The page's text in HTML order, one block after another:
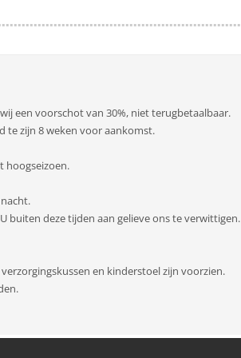
een voorschot van 30%, niet terugbetaalbaar.
te zijn 8 weken voor aankomst.
hoogseizoen.
buiten deze tijden aan gelieve ons te verwittigen.
en kinderstoel zijn voorzien.